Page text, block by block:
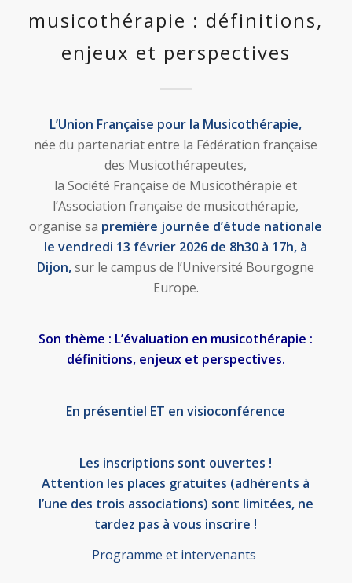
musicothérapie : définitions,
enjeux et perspectives
L’Union Française pour la Musicothérapie,
née du partenariat entre la Fédération française
des Musicothérapeutes,
la Société Française de Musicothérapie et
l’Association française de musicothérapie,
organise sa première journée d’étude nationale
le vendredi 13 février 2026 de 8h30 à 17h, à
Dijon,sur le campus de l’Université Bourgogne
Europe.
Son thème : L’évaluation en musicothérapie :
définitions, enjeux et perspectives.
En présentiel ET en visioconférence
Les inscriptions sont ouvertes !
Attention les places gratuites (adhérents à
l’une des trois associations) sont limitées, ne
tardez pas à vous inscrire !
Programme et intervenants